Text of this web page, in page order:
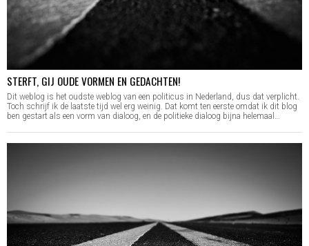
STERFT, GIJ OUDE VORMEN EN GEDACHTEN!
Dit weblog is het oudste weblog van een politicus in Nederland, dus dat verplicht.
Toch schrijf ik de laatste tijd wel erg weinig. Dat komt ten eerste omdat ik dit blog
ben gestart als een vorm van dialoog, en de politieke dialoog bijna helemaal…